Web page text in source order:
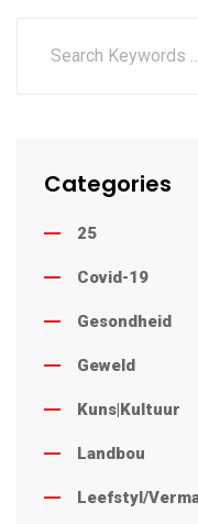
Categories
25
Covid-19
Gesondheid
Geweld
Kuns|Kultuur
Landbou
Leefstyl/